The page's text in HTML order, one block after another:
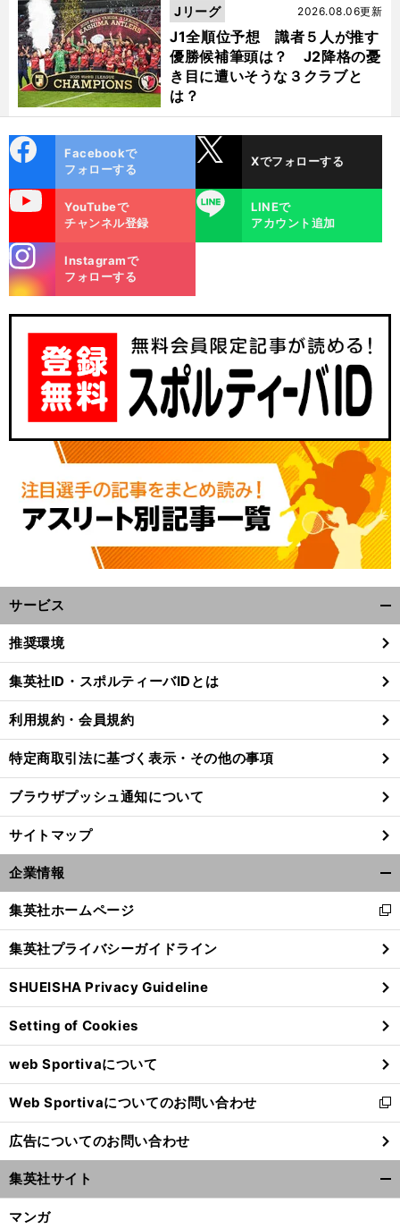
? ・
前
J1全順位予想 識者５人が推す
優勝候補筆頭は？ J2降格の憂
き目に遭いそうな３クラブと
は？
2026.08.06更新
Jリーグ
ok
Facebookで
フォローする
Xでフォローする
YouTubeで
チャンネル登録
LINE
LINEで
アカウント追加
m
Instagramで
フォローする
サービス
閉
る
推奨環境
集英社ID・スポルティーバIDとは
利用規約・会員規約
特定商取引法に基づく表示・その他の事項
ブラウザプッシュ通知について
サイトマップ
企業情報
閉
る
集英社ホームページ
新
し
い
ウ
ィ
ン
ド
ウ
で
開
く
集英社プライバシーガイドライン
SHUEISHA Privacy Guideline
Setting of Cookies
web Sportivaについて
Web Sportivaについてのお問い合わせ
新
し
い
ウ
ィ
ン
広告についてのお問い合わせ
集英社サイト
マンガ